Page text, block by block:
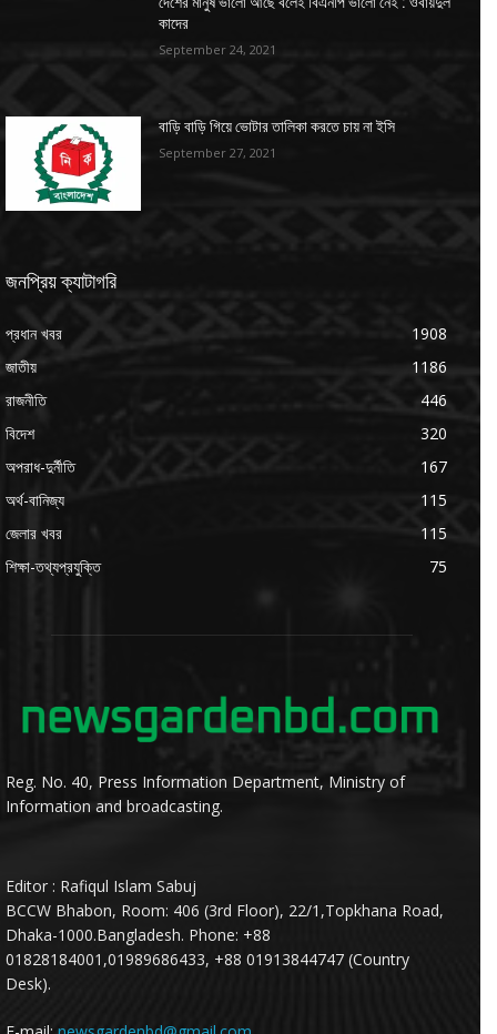
কাদের
September 24, 2021
বাড়ি বাড়ি গিয়ে ভোটার তালিকা করতে চায় না ইসি
September 27, 2021
জনপ্রিয় ক্যাটাগরি
প্রধান খবর
1908
জাতীয়
1186
রাজনীতি
446
বিদেশ
320
অপরাধ-দুর্নীতি
167
অর্থ-বানিজ্য
115
জেলার খবর
115
শিক্ষা-তথ্যপ্রযুক্তি
75
Reg. No. 40, Press Information Department, Ministry of
Information and broadcasting.
Editor : Rafiqul Islam Sabuj
BCCW Bhabon, Room: 406 (3rd Floor), 22/1,Topkhana Road,
Dhaka-1000.Bangladesh. Phone: +88
01828184001,01989686433, +88 01913844747 (Country
Desk).